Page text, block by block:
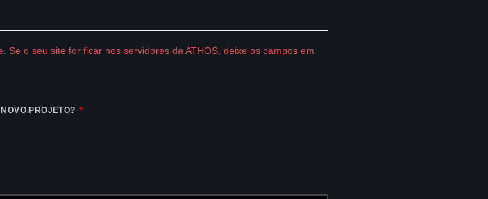
Se o seu site for ficar nos servidores da ATHOS, deixe os campos em
PROJETO?